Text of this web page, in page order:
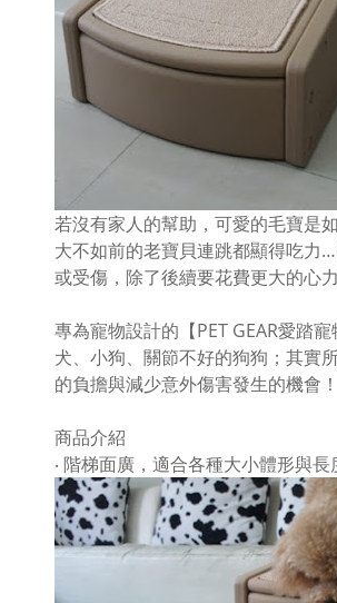
若沒有家人的幫助，可愛的毛寶是
大不如前的老寶貝連跳都顯得吃力
或受傷，除了後續要花費更大的心
專為寵物設計的【PET GEAR愛踏
犬、小狗、關節不好的狗狗；其實
的負擔與減少意外傷害發生的機會！
商品介紹
‧ 階梯面廣，適合各種大小體形與